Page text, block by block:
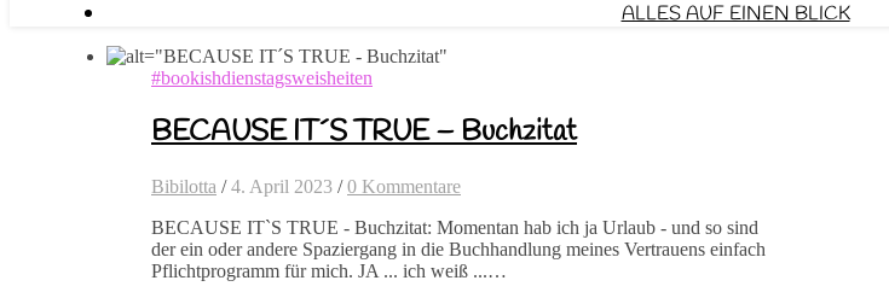
ALLES AUF EINEN BLICK
#bookishdienstagsweisheiten
BECAUSE IT´S TRUE – Buchzitat
Bibilotta / 4. April 2023 / 0 Kommentare
BECAUSE IT`S TRUE - Buchzitat: Momentan hab ich ja Urlaub - und so sind
der ein oder andere Spaziergang in die Buchhandlung meines Vertrauens einfach
Pflichtprogramm für mich. JA ... ich weiß ...…